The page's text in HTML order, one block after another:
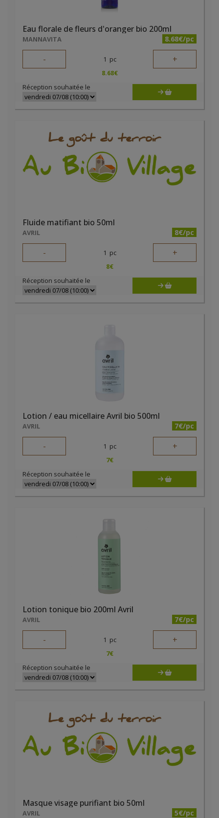
Eau florale de fleurs d'oranger bio 200ml
MANNAVITA 8.68€/pc
- 1 pc +
8.68€
Réception souhaitée le
Fluide matifiant bio 50ml
AVRIL 8€/pc
- 1 pc +
8€
Réception souhaitée le
Lotion / eau micellaire Avril bio 500ml
AVRIL 7€/pc
- 1 pc +
7€
Réception souhaitée le
Lotion tonique bio 200ml Avril
AVRIL 7€/pc
- 1 pc +
7€
Réception souhaitée le
Masque visage purifiant bio 50ml
AVRIL 5€/pc